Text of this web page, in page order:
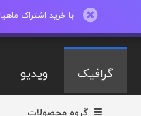
با خرید اشتراک ماهیانه تا 600 طرح لایه باز، وکتور، عکس، فایل های ویدیو
گرافیک ویدیو
گروه محصولات